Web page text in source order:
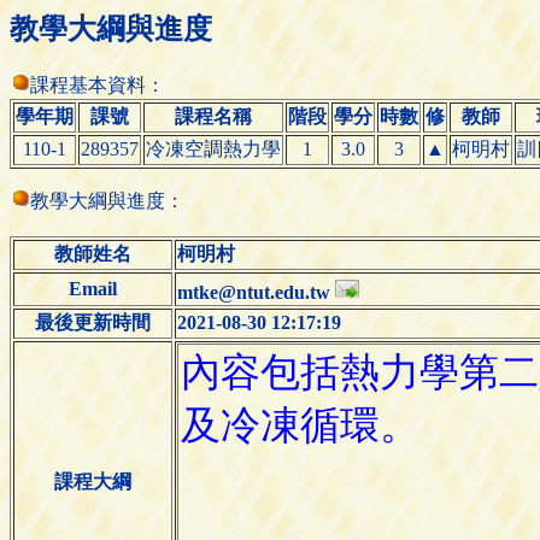
教學大綱與進度
課程基本資料：
學年期
課號 課程名稱 階段 學分 時數 修 教師
110-1
289357 冷凍空調熱力學 1 3.0 3 ▲ 柯明村 訓
教學大綱與進度：
教師姓名
柯明村
Email
mtke@ntut.edu.tw
最後更新時間
2021-08-30 12:17:19
課程大綱